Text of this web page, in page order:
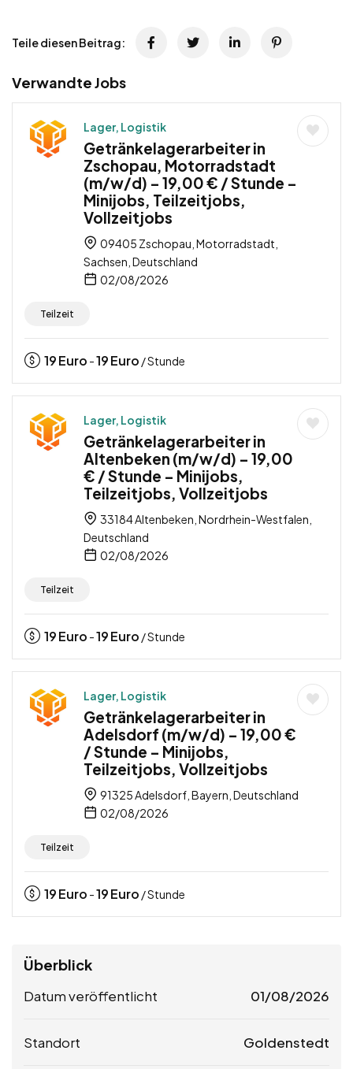
Teile diesen Beitrag:
Verwandte Jobs
Lager, Logistik
Getränkelagerarbeiter in
Zschopau, Motorradstadt
(m/w/d) – 19,00 € / Stunde –
Minijobs, Teilzeitjobs,
Vollzeitjobs
09405 Zschopau, Motorradstadt,
Sachsen, Deutschland
02/08/2026
Teilzeit
19Euro -19Euro / Stunde
Lager, Logistik
Getränkelagerarbeiter in
Altenbeken (m/w/d) – 19,00
€ / Stunde – Minijobs,
Teilzeitjobs, Vollzeitjobs
33184 Altenbeken, Nordrhein-Westfalen,
Deutschland
02/08/2026
Teilzeit
19Euro -19Euro / Stunde
Lager, Logistik
Getränkelagerarbeiter in
Adelsdorf (m/w/d) – 19,00 €
/ Stunde – Minijobs,
Teilzeitjobs, Vollzeitjobs
91325 Adelsdorf, Bayern, Deutschland
02/08/2026
Teilzeit
19Euro -19Euro / Stunde
Überblick
Datum veröffentlicht 01/08/2026
Standort Goldenstedt